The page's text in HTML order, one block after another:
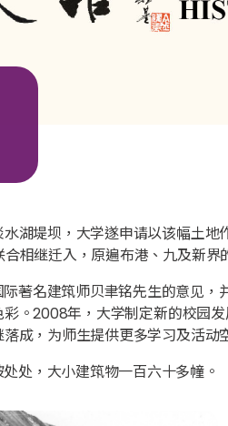
湖堤坝，大学遂申请以该幅土
相继迁入，原遍布港、九及新界
著名建筑师贝聿铭先生的意见
。2008年，大学制定新的校园
成，为师生提供更多学习及活动
处，大小建筑物一百六十多幢。